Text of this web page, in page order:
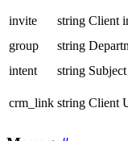
invite
string Client
group
string
intent
string
crm_link string Client